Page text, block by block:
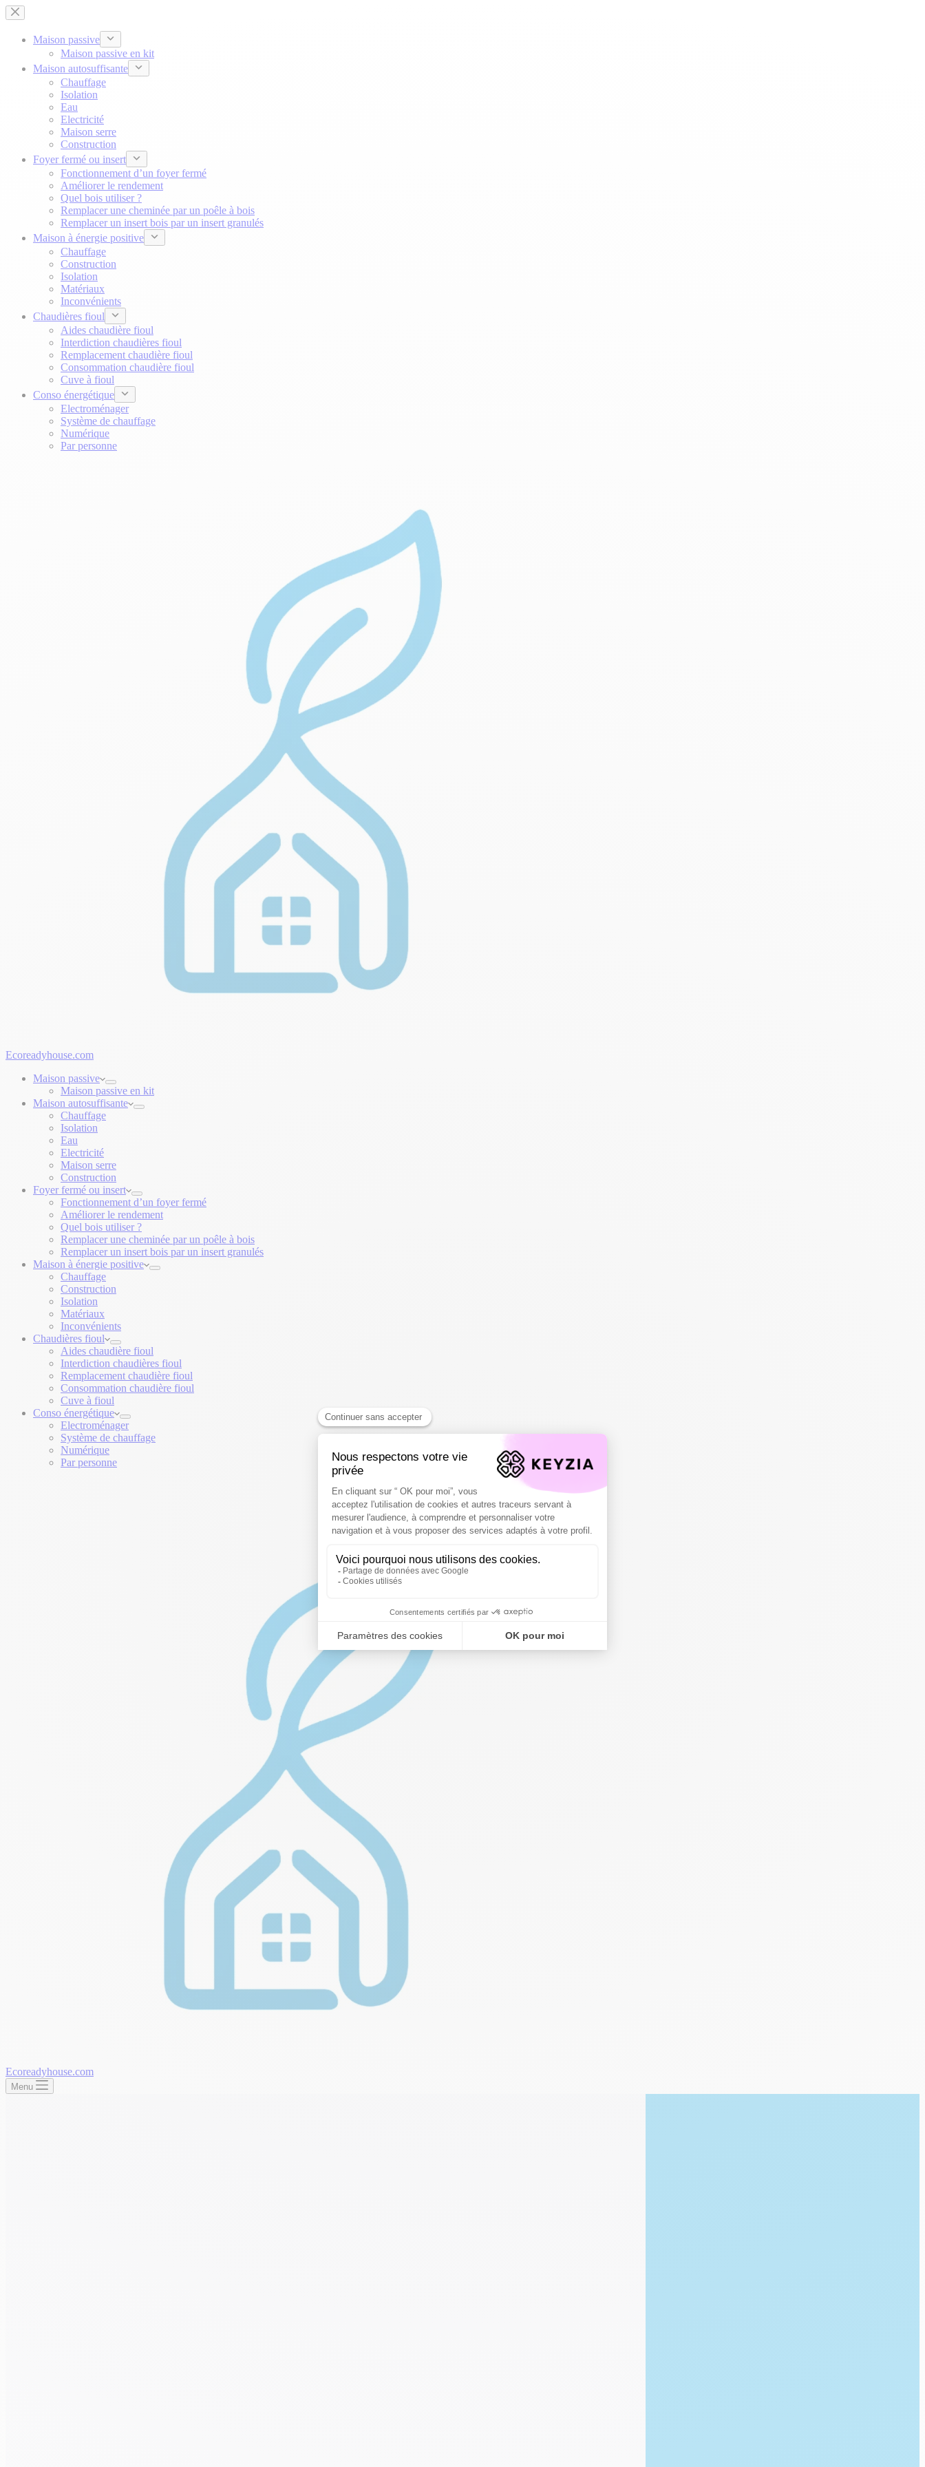
Passer
au
contenuMaison passive
Maison passive en kit
Maison autosuffisante
Chauffage
Isolation
Eau
Electricité
Maison serre
Construction
Foyer fermé ou insert
Fonctionnement d’un foyer fermé
Améliorer le rendement
Quel bois utiliser ?
Remplacer une cheminée par un poêle à bois
Remplacer un insert bois par un insert granulés
Maison à énergie positive
Chauffage
Construction
Isolation
Matériaux
Inconvénients
Chaudières fioul
Aides chaudière fioul
Interdiction chaudières fioul
Remplacement chaudière fioul
Consommation chaudière fioul
Cuve à fioul
Conso énergétique
Electroménager
Système de chauffage
Numérique
Par personne
Ecoreadyhouse.com
Maison passive
Maison passive en kit
Maison autosuffisante
Chauffage
Isolation
Eau
Electricité
Maison serre
Construction
Foyer fermé ou insert
Fonctionnement d’un foyer fermé
Améliorer le rendement
Quel bois utiliser ?
Remplacer une cheminée par un poêle à bois
Remplacer un insert bois par un insert granulés
Maison à énergie positive
Chauffage
Construction
Isolation
Matériaux
Inconvénients
Chaudières fioul
Aides chaudière fioul
Interdiction chaudières fioul
Remplacement chaudière fioul
Consommation chaudière fioul
Cuve à fioul
Conso énergétique
Electroménager
Système de chauffage
Numérique
Par personne
Ecoreadyhouse.com
Menu